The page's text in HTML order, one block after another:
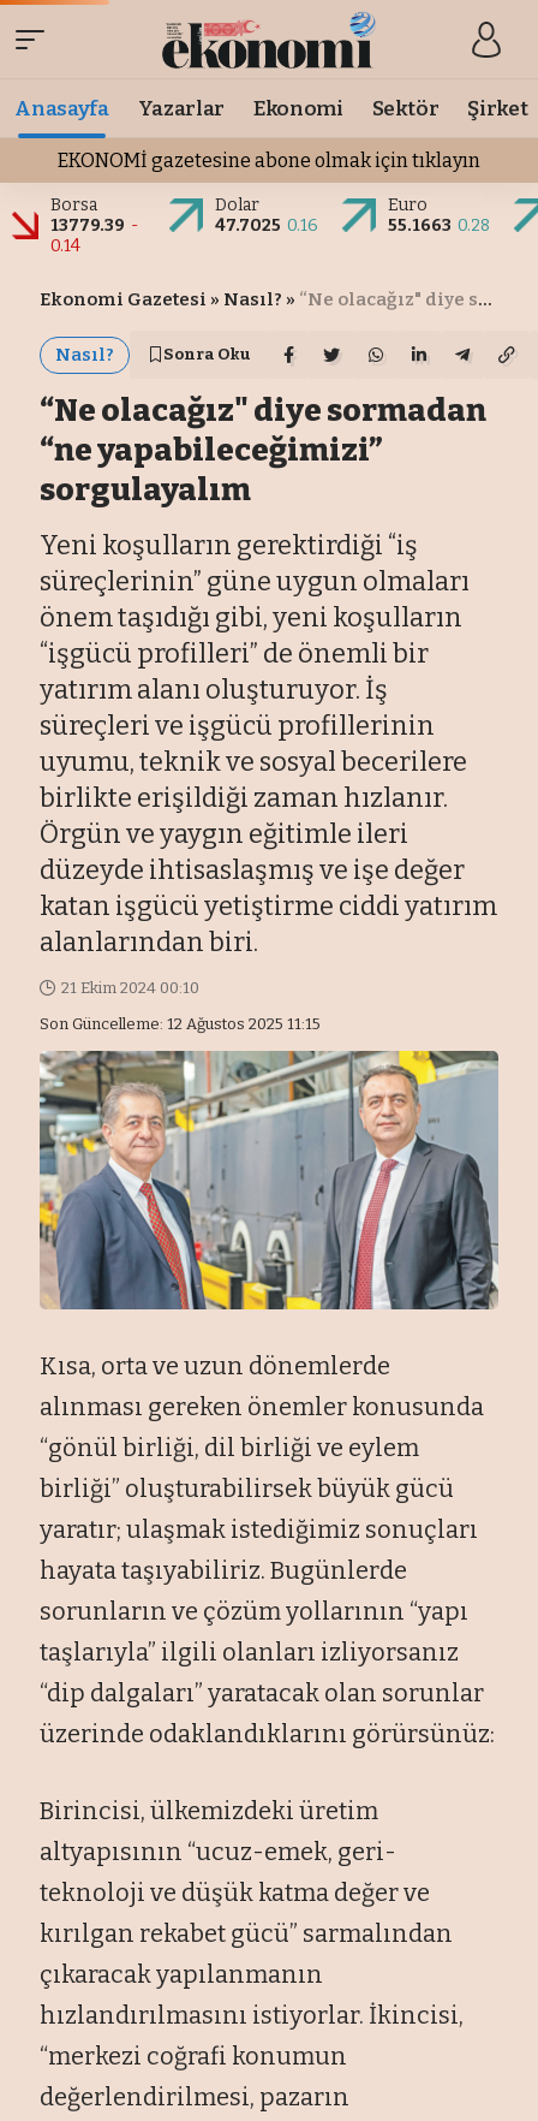
Anasayfa Yazarlar Ekonomi Sektör Şirket
EKONOMİ gazetesine abone olmak için tıklayın
Borsa
13779.39 -
0.14
Dolar
47.7025 0.16
Euro
55.1663 0.28
Ekonomi Gazetesi » Nasıl? » “Ne olacağız" diye sormadan “ne yapabileceğimizi” sorgulayalım
Nasıl? Sonra Oku
“Ne olacağız" diye sormadan
“ne yapabileceğimizi”
sorgulayalım
Yeni koşulların gerektirdiği “iş
süreçlerinin” güne uygun olmaları
önem taşıdığı gibi, yeni koşulların
“işgücü profilleri” de önemli bir
yatırım alanı oluşturuyor. İş
süreçleri ve işgücü profillerinin
uyumu, teknik ve sosyal becerilere
birlikte erişildiği zaman hızlanır.
Örgün ve yaygın eğitimle ileri
düzeyde ihtisaslaşmış ve işe değer
katan işgücü yetiştirme ciddi yatırım
alanlarından biri.
Son Güncelleme: 12 Ağustos 2025 11:15
21 Ekim 2024 00:10
Kısa, orta ve uzun dönemlerde
alınması gereken önemler konusunda
“gönül birliği, dil birliği ve eylem
birliği” oluşturabilirsek büyük gücü
yaratır; ulaşmak istediğimiz sonuçları
hayata taşıyabiliriz. Bugünlerde
sorunların ve çözüm yollarının “yapı
taşlarıyla” ilgili olanları izliyorsanız
“dip dalgaları” yaratacak olan sorunlar
üzerinde odaklandıklarını görürsünüz:
Birincisi, ülkemizdeki üretim
altyapısının “ucuz-emek, geri-
teknoloji ve düşük katma değer ve
kırılgan rekabet gücü” sarmalından
çıkaracak yapılanmanın
hızlandırılmasını istiyorlar. İkincisi,
“merkezi coğrafi konumun
değerlendirilmesi, pazarın